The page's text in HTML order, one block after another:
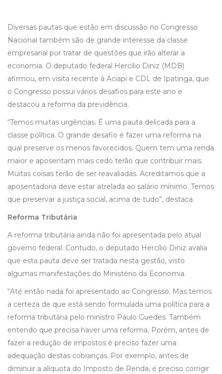
Diversas pautas que estão em discussão no Congresso
Nacional também são de grande interesse da classe
empresarial por tratar de questões que irão alterar a
economia. O deputado federal Hercílio Diniz (MDB)
afirmou, em visita recente à Aciapi e CDL de Ipatinga, que
o Congresso possui vários desafios para este ano e
destacou a reforma da previdência.
“Temos muitas urgências. É uma pauta delicada para a
classe política. O grande desafio é fazer uma reforma na
qual preserve os menos favorecidos. Quem tem uma renda
maior e aposentam mais cedo terão que contribuir mais.
Muitas coisas terão de ser reavaliadas. Acreditamos que a
aposentadoria deve estar atrelada ao salário mínimo. Temos
que preservar a justiça social, acima de tudo”, destaca.
Reforma Tributária
A reforma tributária ainda não foi apresentada pelo atual
governo federal. Contudo, o deputado Hercílio Diniz avalia
que esta pauta deve ser tratada nesta gestão, visto
algumas manifestações do Ministério da Economia.
“Até então nada foi apresentado ao Congresso. Mas temos
a certeza de que está sendo formulada uma política para a
reforma tributária pelo ministro Paulo Guedes. Também
entendo que precisa haver uma reforma. Porém, antes de
fazer a redução de impostos é preciso fazer uma
adequação destas cobranças. Por exemplo, antes de
diminuir a alíquota do Imposto de Renda, é preciso corrigir